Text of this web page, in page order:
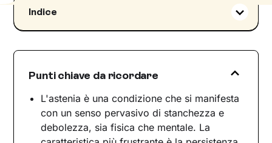
Indice
Le diverse forme dell'astenia
Astenia: sintomi e segnali per riconoscerla
Astenia: a chi rivolgersi?
Punti chiave da ricordare
L'astenia è una condizione che si manifesta
con un senso pervasivo di stanchezza e
debolezza, sia fisica che mentale. La